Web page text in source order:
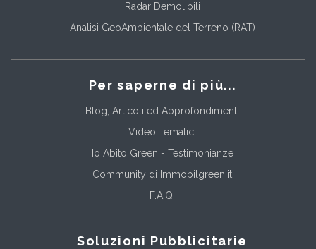
Radar Demolibili
Analisi GeoAmbientale del Terreno (RAT)
Per saperne di più...
Blog, Articoli ed Approfondimenti
Video Tematici
Io Abito Green - Testimonianze
Community di Immobilgreen.it
F.A.Q.
Soluzioni Pubblicitarie